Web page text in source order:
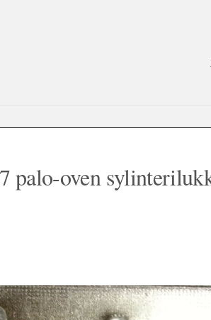
palo-oven